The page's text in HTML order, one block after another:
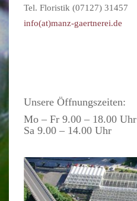
Tel. Floristik (07127) 31457
info(at)manz-gaertnerei.de
Unsere Öffnungszeiten:
Mo – Fr 9.00 – 18.00 Uhr
Sa 9.00 – 14.00 Uhr